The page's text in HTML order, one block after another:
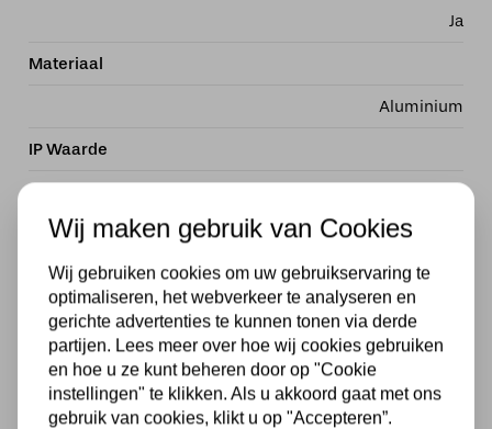
Ja
Materiaal
Aluminium
IP Waarde
Breedte in MM
Diepte in MM
Hoogte in MM
Wij maken gebruik van Cookies
Wij gebruiken cookies om uw gebruikservaring te
optimaliseren, het webverkeer te analyseren en
gerichte advertenties te kunnen tonen via derde
partijen. Lees meer over hoe wij cookies gebruiken
en hoe u ze kunt beheren door op "Cookie
instellingen" te klikken. Als u akkoord gaat met ons
gebruik van cookies, klikt u op "Accepteren”.